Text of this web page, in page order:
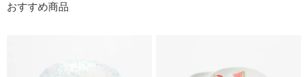
おすすめ商品